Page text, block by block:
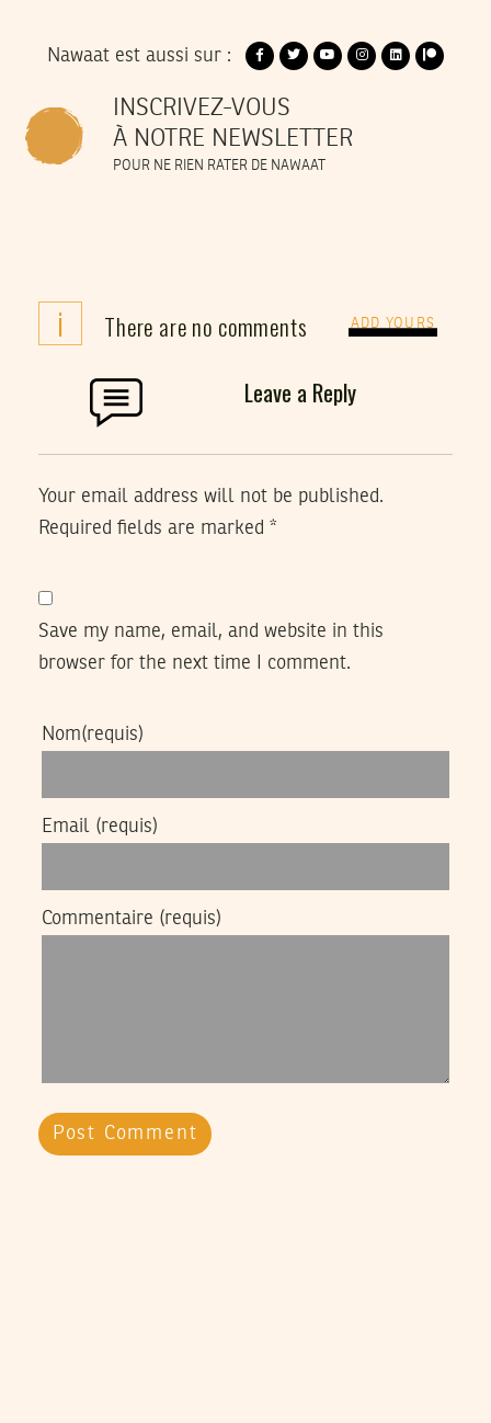
Nawaat est aussi sur :
INSCRIVEZ-VOUS
À NOTRE NEWSLETTER
POUR NE RIEN RATER DE NAWAAT
i There are no comments ADD YOURS
Leave a Reply
Your email address will not be published.
Required fields are marked *
Save my name, email, and website in this
browser for the next time I comment.
Nom(requis)
Email (requis)
Commentaire (requis)